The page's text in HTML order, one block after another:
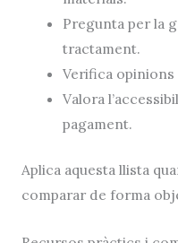
Pregunta per la
tractament.
Verifica opinions
Valora
pagament.
Aplica aquesta llista
comparar de forma